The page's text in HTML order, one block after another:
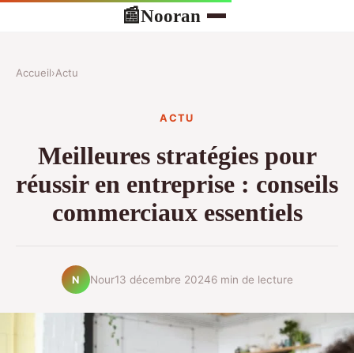
📰Nooran
Accueil›Actu
ACTU
Meilleures stratégies pour
réussir en entreprise : conseils
commerciaux essentiels
N Nour13 décembre 20246 min de lecture